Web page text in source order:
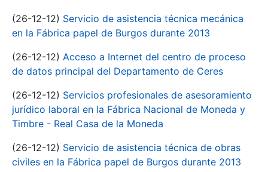
(26-12-12) Servicio de asistencia técnica mecánica
en la Fábrica papel de Burgos durante 2013
(26-12-12) Acceso a Internet del centro de proceso
de datos principal del Departamento de Ceres
(26-12-12) Servicios profesionales de asesoramiento
jurídico laboral en la Fábrica Nacional de Moneda y
Timbre - Real Casa de la Moneda
(26-12-12) Servicio de asistencia técnica de obras
civiles en la Fábrica papel de Burgos durante 2013